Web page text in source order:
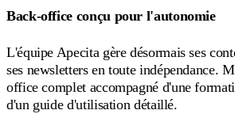
Back-office conçu pour l'autonomie
L'équipe Apecita gère désormais ses
ses newsletters en toute indépendance.
office complet accompagné d'une
d'un guide d'utilisation détaillé.